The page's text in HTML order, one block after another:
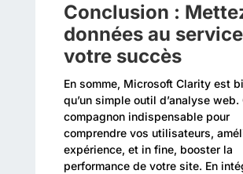
Conclusion :
données au
votre succès
En somme, Microsoft Clarity est
qu’un simple outil d’analyse web.
compagnon indispensable pour
comprendre vos utilisateurs,
expérience, et in fine, booster la
performance de votre site. En